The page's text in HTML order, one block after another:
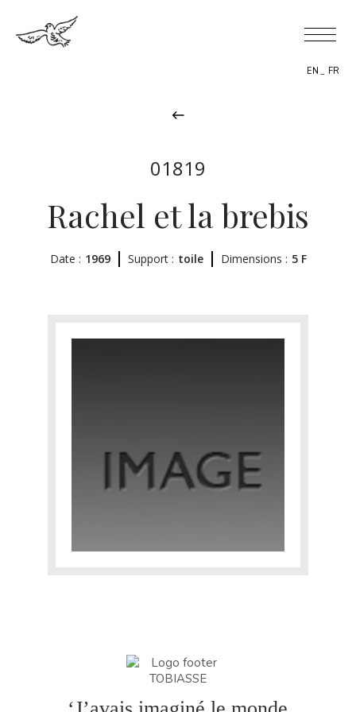
BIOGRAPHY
THEMES
THE WORK
NEWS
E-SHOP
EN FR
01819
Rachel et la brebis
Date : 1969 Support : toile Dimensions : 5 F